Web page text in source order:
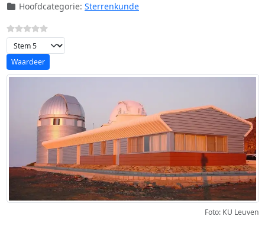
Hoofdcategorie: Sterrenkunde
Voeg waardering toe
Foto: KU Leuven